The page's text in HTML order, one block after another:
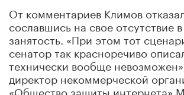
От комментариев Климов
сославшись на свое отсутствие
занятость. «При этом тот
сенатор так красноречиво
технически вообще
директор некоммерческой
«Общество защиты интернета»